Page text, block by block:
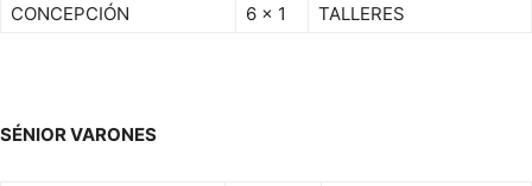
CONCEPCIÓN
6 x 1 TALLERES
SÉNIOR VARONES